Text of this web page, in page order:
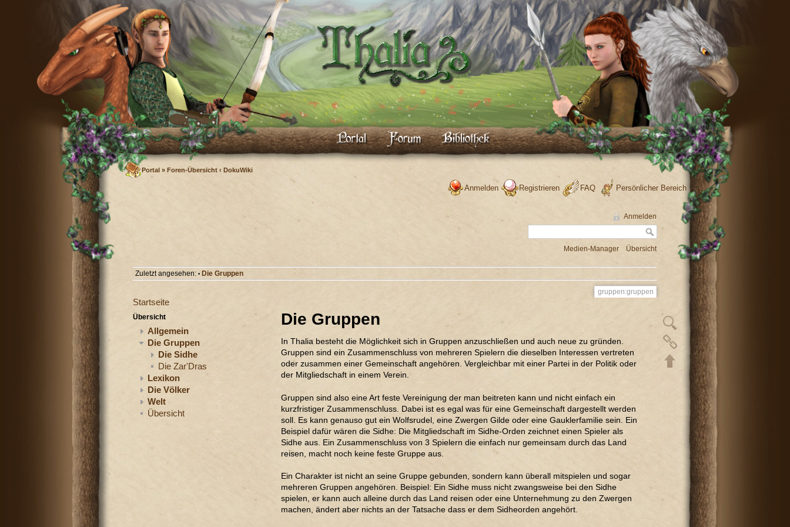
Portal » Foren-Übersicht ‹ DokuWiki
Persönlicher Bereich
FAQ
Registrieren
Anmelden